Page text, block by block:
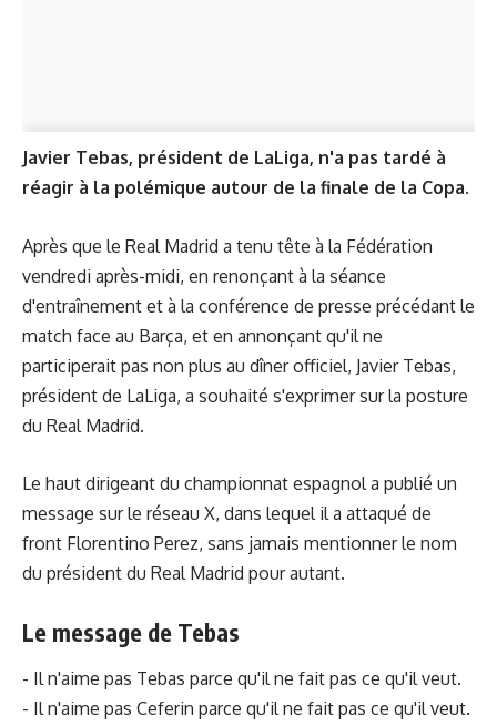
Javier Tebas, président de LaLiga, n'a pas tardé à
réagir à la polémique autour de la finale de la Copa.
Après que le Real Madrid a tenu tête à la Fédération
vendredi après-midi, en renonçant à la séance
d'entraînement et à la conférence de presse précédant le
match face au Barça, et en annonçant qu'il ne
participerait pas non plus au dîner officiel, Javier Tebas,
président de LaLiga, a souhaité s'exprimer sur la posture
du Real Madrid.
Le haut dirigeant du championnat espagnol a publié un
message sur le réseau X, dans lequel il a attaqué de
front Florentino Perez, sans jamais mentionner le nom
du président du Real Madrid pour autant.
Le message de Tebas
- Il n'aime pas Tebas parce qu'il ne fait pas ce qu'il veut.
- Il n'aime pas Ceferin parce qu'il ne fait pas ce qu'il veut.